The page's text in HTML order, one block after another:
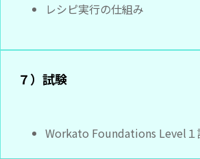
レシピ実行の仕組み
７）試験
Workato Foundations Level１